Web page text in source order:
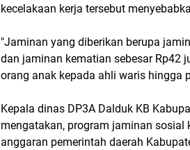
kecelakaan kerja tersebut
"Jaminan yang diberikan berupa
dan jaminan kematian sebesar Rp42
orang anak kepada ahli waris hingga
Kepala dinas DP3A Dalduk KB
mengatakan, program jaminan
anggaran pemerintah daerah